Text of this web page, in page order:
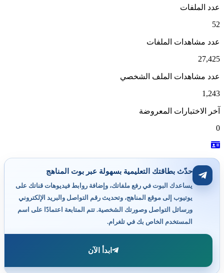
عدد الملفات
52
عدد مشاهدات الملفات
27,425
عدد مشاهدات الملف الشخصي
1,243
آخر الاختبارات المعروضة
0
حدّث بطاقتك التعليمية بسهولة عبر بوت المناهج
يساعدك البوت في رفع ملفاتك، وإضافة روابط فيديوهات قناتك على
يوتيوب إلى موقع المناهج، وتحديث رقم التواصل والبريد الإلكتروني
ورسائل التواصل وصورتك الشخصية. تتم المتابعة اعتمادًا على اسم
المستخدم الخاص بك في تلغرام.
ابدأ الآن